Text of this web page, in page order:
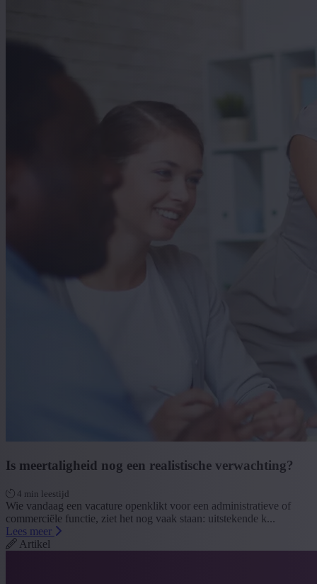
Is meertaligheid nog een realistische verwachting?
4 min leestijd
Wie vandaag een vacature openklikt voor een administratieve of
commerciële functie, ziet het nog vaak staan: uitstekende k...
Lees meer
Artikel